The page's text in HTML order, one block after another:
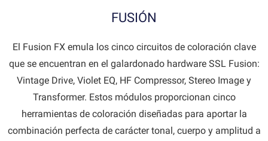
FUSIÓN
El Fusion FX emula los cinco circuitos de coloración clave
que se encuentran en el galardonado hardware SSL Fusion:
Vintage Drive, Violet EQ, HF Compressor, Stereo Image y
Transformer. Estos módulos proporcionan cinco
herramientas de coloración diseñadas para aportar la
combinación perfecta de carácter tonal, cuerpo y amplitud a